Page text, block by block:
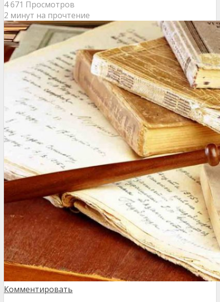
4 671 Просмотров
2 минут на прочтение
Комментировать